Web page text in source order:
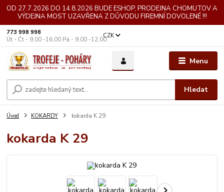
OD 27.7.2026 DO 14.8.2026 BUDE ESHOP, PRODEJNA CHOMUTOV A
VÝDEJNA MOST UZAVŘENA Z DŮVODU FIREMNÍ DOVOLENÉ !!!
Menu
CZK
Hledat
773 998 998
Út - Čt - 9,00 -16,00 Pá - 9,00 -12,00
Úvod KOKARDY kokarda K 29
kokarda K 29